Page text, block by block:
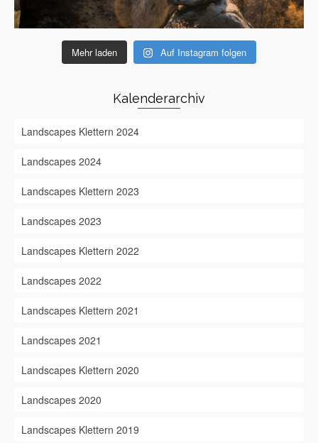
Mehr laden Auf Instagram folgen
Kalenderarchiv
Landscapes Klettern 2024
Landscapes 2024
Landscapes Klettern 2023
Landscapes 2023
Landscapes Klettern 2022
Landscapes 2022
Landscapes Klettern 2021
Landscapes 2021
Landscapes Klettern 2020
Landscapes 2020
Landscapes Klettern 2019